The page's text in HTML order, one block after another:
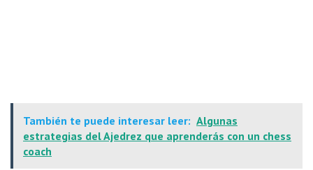
También te puede interesar leer: Algunas
estrategias del Ajedrez que aprenderás con un chess
coach